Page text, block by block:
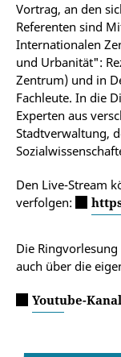
Vortrag, an den
Referenten sind
Internationalen
und Urbanität":
Zentrum) und in
Fachleute. In die
Experten aus
Stadtverwaltung,
Den Live-Stream
verfolgen:
Die
auch über die
Youtube-